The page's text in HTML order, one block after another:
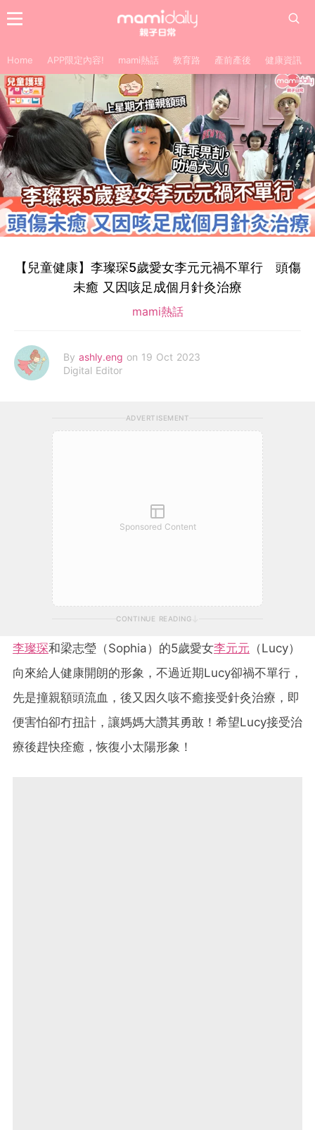
Home APP限定內容! mami熱話 教育路 產前產後 健康資訊
【兒童健康】李璨琛5歲愛女李元元禍不單行 頭傷
未癒 又因咳足成個月針灸治療
mami熱話
By ashly.eng on 19 Oct 2023
Digital Editor
ADVERTISEMENT
Sponsored Content
CONTINUE READING
李璨琛和梁志瑩（Sophia）的5歲愛女李元元 （Lucy）
向來給人健康開朗的形象，不過近期Lucy卻禍不單行，
先是撞親額頭流血，後又因久咳不癒接受針灸治療，即
便害怕卻冇扭計，讓媽媽大讚其勇敢！希望Lucy接受治
療後趕快痊癒，恢復小太陽形象！